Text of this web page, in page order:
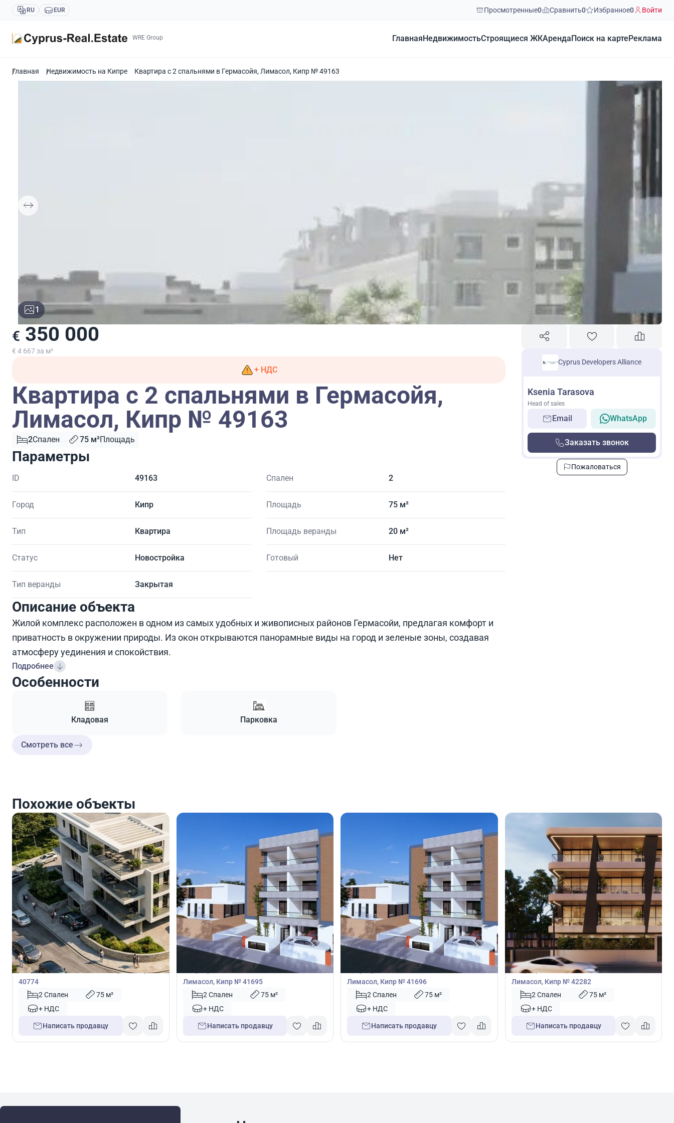
RU EUR Просмотренные0 Сравнить0 Избранное0 Войти
WRE Group Главная НедвижимостьСтроящиеся ЖКАренда Поиск на карте Реклама
Главная Недвижимость на Кипре Квартира с 2 спальнями в Гермасойя, Лимасол, Кипр № 49163
1
€ 350 000
€ 4 667 за м²
+ НДС
Квартира с 2 спальнями в Гермасойя,
Лимасол, Кипр № 49163
2Спален 75 м²Площадь
Параметры
ID 49163
Город Кипр
Тип Квартира
Статус Новостройка
Тип веранды Закрытая
Спален 2
Площадь 75 м²
Площадь веранды 20 м²
Готовый Нет
Описание объекта
Жилой комплекс расположен в одном из самых удобных и живописных районов Гермасойи, предлагая комфорт и
приватность в окружении природы. Из окон открываются панорамные виды на город и зеленые зоны, создавая
атмосферу уединения и спокойствия.
Подробнее
Особенности
Кладовая Парковка
Смотреть все
Cyprus Developers Alliance
Ksenia Tarasova
Head of sales
Email WhatsApp
Заказать звонок
Пожаловаться
Похожие объекты
€350 000
Квартира
Квартира с 2 спальнями в Пафос, Кипр №
40774
2 Спален
75 м²
+ НДС
Написать продавцу
€350 000
Квартира
Квартира с 2 спальнями в Лимассол,
Лимасол, Кипр № 41695
2 Спален
75 м²
+ НДС
Написать продавцу
€350 000
Квартира
Квартира с 2 спальнями в Лимассол,
Лимасол, Кипр № 41696
2 Спален
75 м²
+ НДС
Написать продавцу
€350 000
Квартира
Квартира с 2 спальнями в Меса Гитонья,
Лимасол, Кипр № 42282
2 Спален
75 м²
+ НДС
Написать продавцу